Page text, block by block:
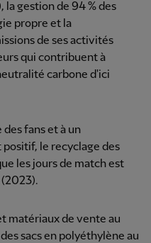
gestion de 94 % des
propre et la
de ses activités
qui contribuent à
carbone d'ici
fans et à un
le recyclage des
les jours de match est
(2023).
matériaux de vente au
sacs en polyéthylène au